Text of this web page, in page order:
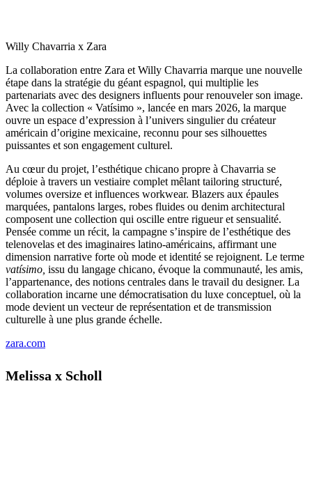
Willy Chavarria x Zara
La collaboration entre Zara et Willy Chavarria marque une nouvelle
étape dans la stratégie du géant espagnol, qui multiplie les
partenariats avec des designers influents pour renouveler son image.
Avec la collection « Vatísimo », lancée en mars 2026, la marque
ouvre un espace d’expression à l’univers singulier du créateur
américain d’origine mexicaine, reconnu pour ses silhouettes
puissantes et son engagement culturel.
Au cœur du projet, l’esthétique chicano propre à Chavarria se
déploie à travers un vestiaire complet mêlant tailoring structuré,
volumes oversize et influences workwear. Blazers aux épaules
marquées, pantalons larges, robes fluides ou denim architectural
composent une collection qui oscille entre rigueur et sensualité.
Pensée comme un récit, la campagne s’inspire de l’esthétique des
telenovelas et des imaginaires latino-américains, affirmant une
dimension narrative forte où mode et identité se rejoignent. Le terme
vatísimo, issu du langage chicano, évoque la communauté, les amis,
l’appartenance, des notions centrales dans le travail du designer. La
collaboration incarne une démocratisation du luxe conceptuel, où la
mode devient un vecteur de représentation et de transmission
culturelle à une plus grande échelle.
zara.com
Melissa x Scholl